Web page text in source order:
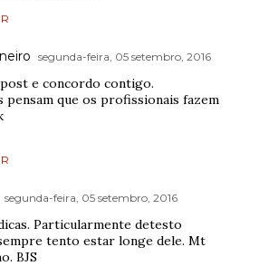
segunda-feira, 05 setembro, 2016
e concordo contigo.
pensam que os profissionais fazem
segunda-feira, 05 setembro, 2016
Particularmente detesto
tento estar longe dele. Mt
BJS